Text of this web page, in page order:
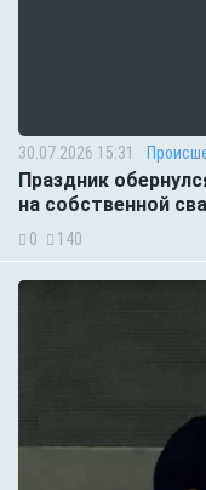
30.07.2026 15:31
Праздник
на собственной
0 140